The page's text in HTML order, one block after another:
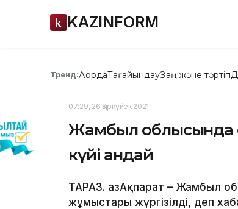
KAZINFORM
Тренд:АқордаТағайындауЗаң және тәртіп
07:29, 26 Қыркүйек 2021
Жамбыл облысында
күйі қандай
ТАРАЗ. ҚазАқпарат – Жамбыл
жұмыстары жүргізілді, деп